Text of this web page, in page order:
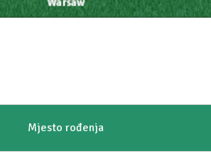
Mjesto rođenja